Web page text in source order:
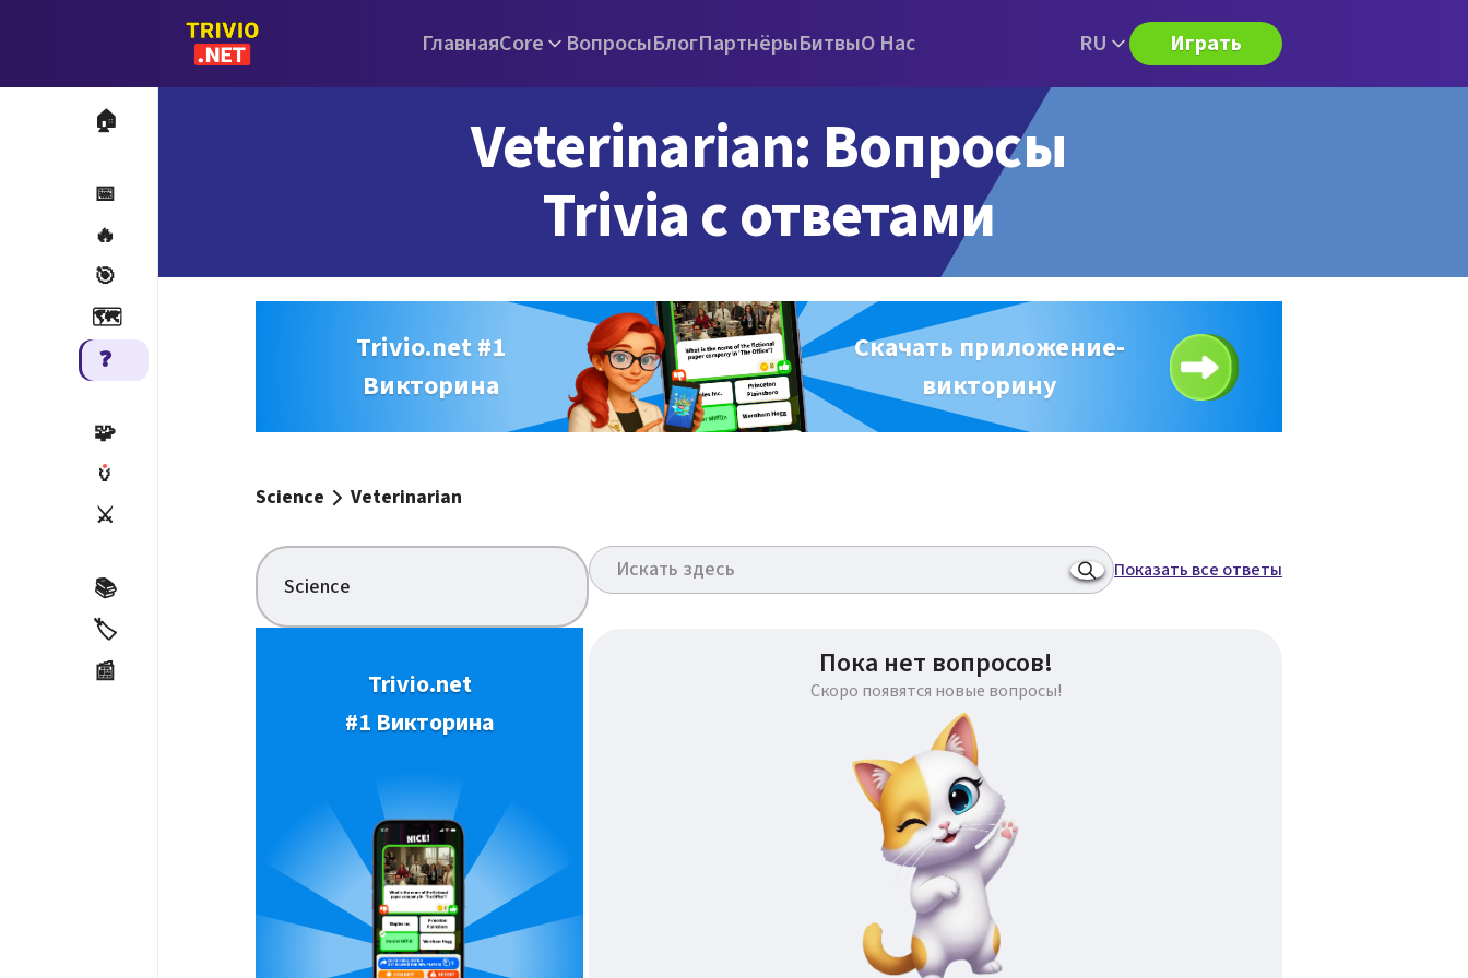
ГлавнаяCore ВопросыБлогПартнёрыБитвыО Нас RU Играть
🏠
📅
🔥
🎯
🗺️
❓
🧩
🏺
⚔️
📚
🏷️
📰
Veterinarian: Вопросы
Trivia с ответами
Trivio.net #1
Викторина
Скачать приложение-
викторину
Science Veterinarian
Science
Trivio.net
#1 Викторина
Показать все ответы
Пока нет вопросов!
Скоро появятся новые вопросы!